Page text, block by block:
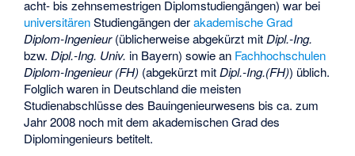
acht- bis zehnsemestrigen Diplomstudiengängen) war bei
universitärenStudiengängen derakademische Grad
Diplom-Ingenieur(üblicherweise abgekürzt mitDipl.-Ing.
bzw.Dipl.-Ing. Univ. in Bayern) sowie an Fachhochschulen
Diplom-Ingenieur (FH) (abgekürzt mitDipl.-Ing.(FH)) üblich.
Folglich waren in Deutschland die meisten
Studienabschlüsse des Bauingenieurwesens bis ca. zum
Jahr 2008 noch mit dem akademischen Grad des
Diplomingenieurs betitelt.